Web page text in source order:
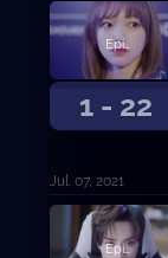
1 - 22
Episodio 22
Jul. 07, 2021
Episodio 25